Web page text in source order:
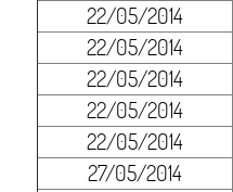
22/05/2014
22/05/2014
22/05/2014
22/05/2014
22/05/2014
27/05/2014